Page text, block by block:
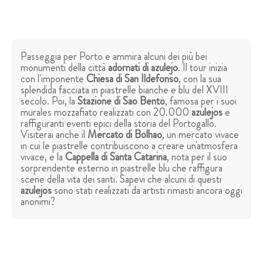
Passeggia per Porto e ammira alcuni dei più bei
monumenti della città adornati di azulejo. Il tour inizia
con l'imponenteChiesa di San Ildefonso, con la sua
splendida facciata in piastrelle bianche e blu del XVIII
secolo. Poi, laStazione di Sao Bento, famosa per i suoi
murales mozzafiato realizzati con 20.000 azulejose
raffiguranti eventi epici della storia del Portogallo.
Visiterai anche il Mercato di Bolhao, un mercato vivace
in cui le piastrelle contribuiscono a creare un'atmosfera
vivace, e laCappella di Santa Catarina, nota per il suo
sorprendente esterno in piastrelle blu che raffigura
scene della vita dei santi. Sapevi che alcuni di questi
azulejossono stati realizzati da artisti rimasti ancora oggi
anonimi?